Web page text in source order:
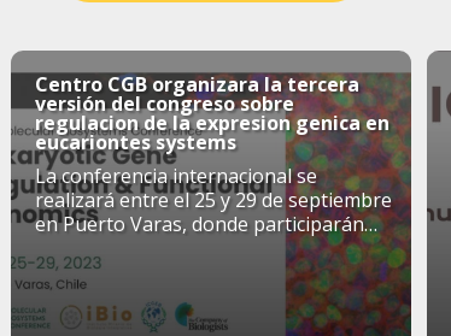
Centro CGB organizara la tercera
versión del congreso sobre
regulacion de la expresion genica en
eucariontes systems
La conferencia internacional se
realizará entre el 25 y 29 de septiembre
en Puerto Varas, donde participarán
cientificos nacionales, de la region y del
extranjero. Las ...